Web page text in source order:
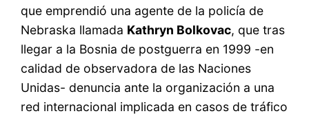
que emprendió una agente de la policía de
Nebraska llamada Kathryn Bolkovac, que tras
llegar a la Bosnia de postguerra en 1999 -en
calidad de observadora de las Naciones
Unidas- denuncia ante la organización a una
red internacional implicada en casos de tráfico